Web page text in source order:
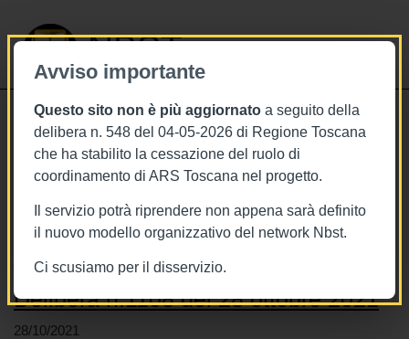
Avviso importante
Questo sito non è più aggiornato a seguito della
delibera n. 548 del 04-05-2026 di Regione Toscana
che ha stabilito la cessazione del ruolo di
coordinamento di ARS Toscana nel progetto.
Il servizio potrà riprendere non appena sarà definito
il nuovo modello organizzativo del network Nbst.
Ci scusiamo per il disservizio.
NBST
Stai visualizzando gli articoli relativi
a: Toscana
Delibera n.1108 del 28 ottobre 2021
28/10/2021